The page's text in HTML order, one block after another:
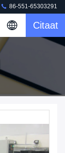
86-551-65303291
Citaat